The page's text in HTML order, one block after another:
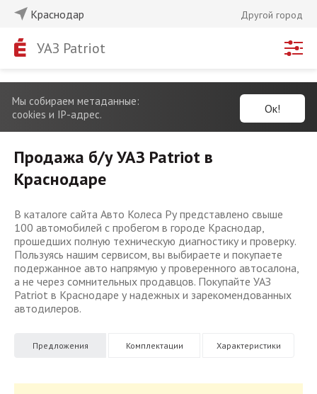
Краснодар Другой город
УАЗ Patriot
Мы собираем метаданные:
cookies и IP-адрес.
Ок!
Продажа б/у УАЗ Patriot в
Краснодаре
В каталоге сайта Авто Колеса Ру представлено свыше
100 автомобилей с пробегом в городе Краснодар,
прошедших полную техническую диагностику и проверку.
Пользуясь нашим сервисом, вы выбираете и покупаете
подержанное авто напрямую у проверенного автосалона,
а не через сомнительных продавцов. Покупайте УАЗ
Patriot в Краснодаре у надежных и зарекомендованных
автодилеров.
Предложения Комплектации Характеристики